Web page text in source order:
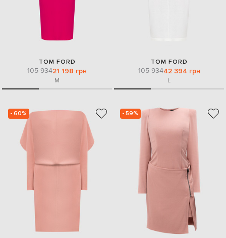
TOM FORD
105 93421 198 грн
M
TOM FORD
105 93442 394 грн
L
- 60% - 59%